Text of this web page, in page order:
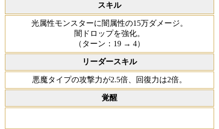
スキル
光属性モンスターに闇属性の15万ダメージ。
闇ドロップを強化。
（ターン：19 → 4）
リーダースキル
悪魔タイプの攻撃力が2.5倍、回復力は2倍。
覚醒